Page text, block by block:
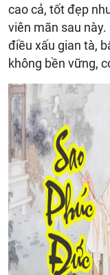
cao cả, tốt đẹp
viên mãn sau
điều xấu gian tà,
không bền vững,